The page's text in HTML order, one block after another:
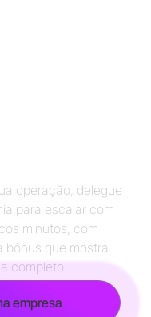
operação, delegue
para escalar com
minutos, com
bônus que mostra
completo.
empresa